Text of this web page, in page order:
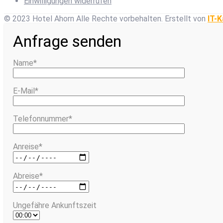
© 2023 Hotel Ahorn Alle Rechte vorbehalten. Erstellt von IT-
Anfrage senden
Name*
E-Mail*
Telefonnummer*
Anreise*
Abreise*
Ungefähre Ankunftszeit